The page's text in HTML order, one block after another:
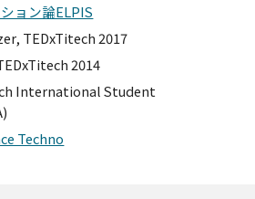
ョン論ELPIS
TEDxTitech 2017
2014
International Student
Techno